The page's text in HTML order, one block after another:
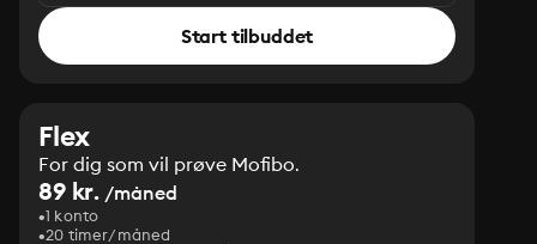
Start tilbuddet
Flex
For dig som vil prøve Mofibo.
89 kr. /måned
1 konto
20 timer/måned